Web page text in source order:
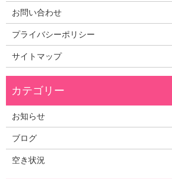
お問い合わせ
プライバシーポリシー
サイトマップ
お知らせ
ブログ
空き状況